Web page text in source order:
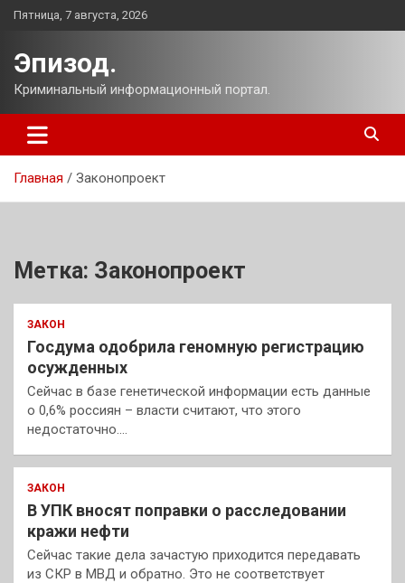
Перейти
Пятница, 7 августа, 2026
Эпизод.
Криминальный информационный портал.
Главная Законопроект
Метка: Законопроект
ЗАКОН
Госдума одобрила геномную регистрацию
осужденных
Сейчас в базе генетической информации есть данные
о 0,6% россиян – власти считают, что этого
недостаточно.…
ЗАКОН
В УПК вносят поправки о расследовании
кражи нефти
Сейчас такие дела зачастую приходится передавать
из СКР в МВД и обратно. Это не соответствует